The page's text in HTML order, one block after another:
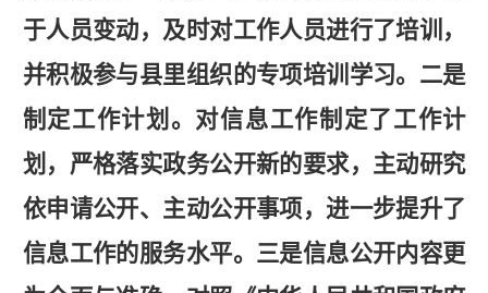
于人员变动，及时对工作人员进行了培训，
并积极参与县里组织的专项培训学习。二是
制定工作计划。对信息工作制定了工作计
划，严格落实政务公开新的要求，主动研究
依申请公开、主动公开事项，进一步提升了
信息工作的服务水平。三是信息公开内容更